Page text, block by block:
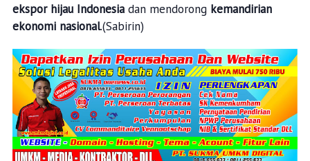
ekspor hijau Indonesiadan mendorong kemandirian
ekonomi nasional.(Sabirin)